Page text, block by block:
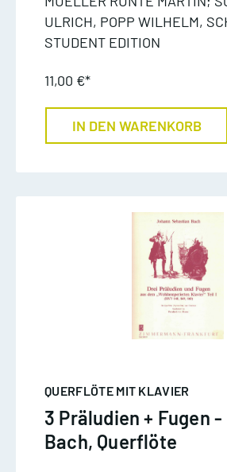
ULRICH, POPP WILHELM,
STUDENT EDITION
11,00 €*
IN DEN WARENKORB
QUERFLÖTE MIT KLAVIER
3 Präludien + Fugen -
Bach, Querflöte